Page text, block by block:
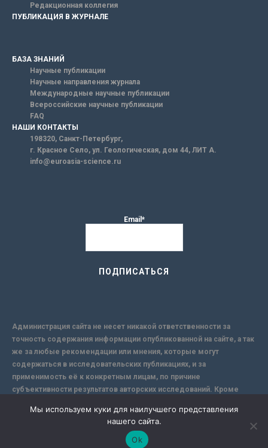
Редакционная коллегия
ПУБЛИКАЦИЯ В ЖУРНАЛЕ
БАЗА ЗНАНИЙ
Научные публикации
Научные направления журнала
Международные научные публикации
Всероссийские научные публикации
FAQ
НАШИ КОНТАКТЫ
198320, Санкт-Петербург,
г. Красное Село, ул. Геологическая, дом 44, ЛИТ А.
info@euroasia-science.ru
Email*
Администрация сайта не несет никакой ответственности за
точность содержания информации опубликованной на сайте, а так
же за любые рекомендации или мнения, которые могут
содержаться в исследовательских публикациях, и за
применимость её к конкретным лицам, по причине
субъективности результатов авторских исследований. Кроме
надежной защиты информации, Сайт не несет ответственности за
информацию, присылаемую через интернет.
Мы используем куки для наилучшего представления
нашего сайта.
Ok